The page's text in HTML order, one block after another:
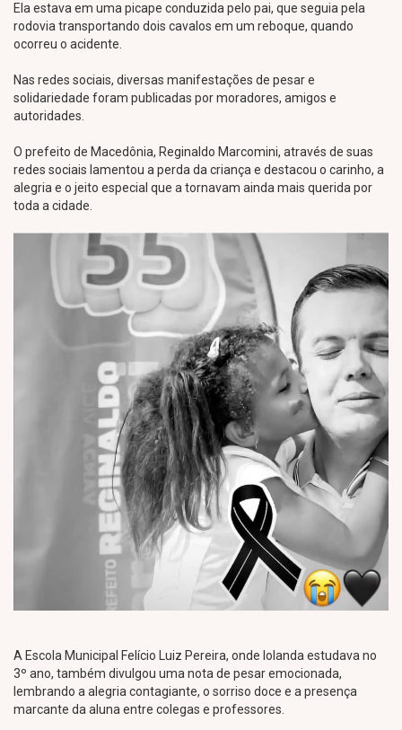
Ela estava em uma picape conduzida pelo pai, que seguia pela
rodovia transportando dois cavalos em um reboque, quando
ocorreu o acidente.
Nas redes sociais, diversas manifestações de pesar e
solidariedade foram publicadas por moradores, amigos e
autoridades.
O prefeito de Macedônia, Reginaldo Marcomini, através de suas
redes sociais lamentou a perda da criança e destacou o carinho, a
alegria e o jeito especial que a tornavam ainda mais querida por
toda a cidade.
A Escola Municipal Felício Luiz Pereira, onde Iolanda estudava no
3º ano, também divulgou uma nota de pesar emocionada,
lembrando a alegria contagiante, o sorriso doce e a presença
marcante da aluna entre colegas e professores.